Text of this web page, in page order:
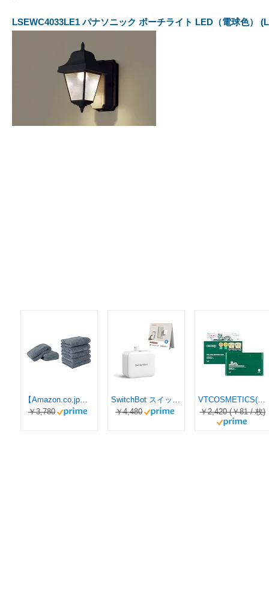
LSEWC4033LE1 パナソニック ポーチライト LED（電球色）
【Amazon.co.jp限定】タオル研究所 [ボリュームリッチ] #003 バスタオル/フェイスタオル スモーキーブルー《2枚+5枚セット》 ふかふか ホテル仕様 高速吸水 毛羽レス 耐久性 人気 【選べる5色】 Japan Technology
￥3,780
SwitchBot スイッチボット スイッチ ボタンに適用 指ロボット スマートスイッチ スマートホーム ワイヤレス タイマー スマホで遠隔操作 Alexa, Google Home, Siri, IFTTTなどに対応(ハブ必要) ホワイト
￥4,480
VTCOSMETICS(ブイティコスメテックス) シートマスク 5種 スキンケア 韓国コスメ シカ CICA (スージングマスク)
￥2,420 (￥81 / 枚)